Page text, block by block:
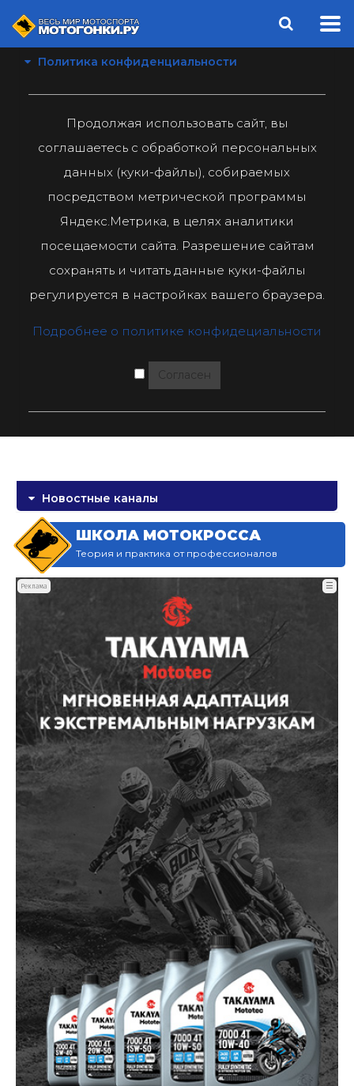
Политика конфиденциальности
Продолжая использовать сайт, вы
соглашаетесь с обработкой персональных
данных (куки-файлы), собираемых
посредством метрической программы
Яндекс.Метрика, в целях аналитики
посещаемости сайта. Разрешение сайтам
сохранять и читать данные куки-файлы
регулируется в настройках вашего браузера.
Подробнее о политике конфидециальности
Согласен
Новостные каналы
ШКОЛА МОТОКРОССА
Теория и практика от профессионалов
Реклама ☰